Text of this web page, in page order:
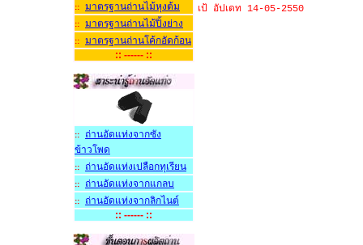
:: มาตรฐานถ่านไม้หุงต้ม
:: มาตรฐานถ่านไม้ปิ้งย่าง
::
มาตรฐานถ่านโค้กอัดก้อน
:: ------ ::
::
ถ่านอัดแท่งจากซัง
ข้าวโพด
:: ถ่านอัดแท่งเปลือกทุเรียน
:: ถ่านอัดแท่งจากแกลบ
::
ถ่านอัดแท่งจากลิกไนต
:: ------ ::
เป้ อัปเดท 14-05-2550